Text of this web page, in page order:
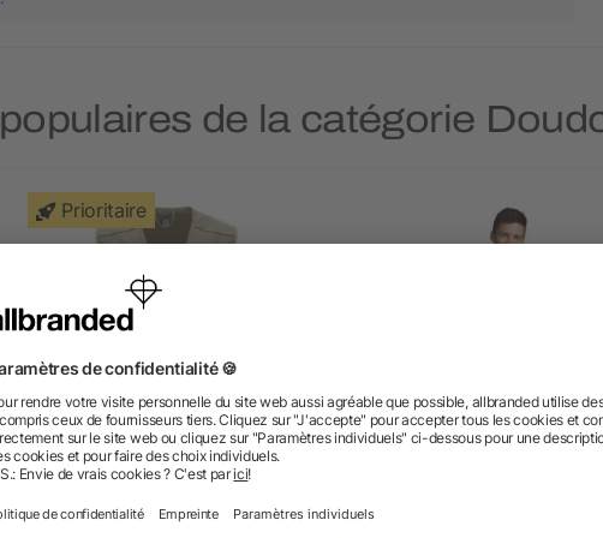
de la catégorie
Prioritaire
col en V Venera de 200 g/m2